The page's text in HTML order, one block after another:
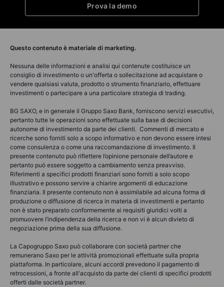
Prova la demo
Questo contenuto è materiale di marketing.
Nessuna delle informazioni e analisi qui contenute costituisce un
consiglio di investimento o un'offerta o sollecitazione ad acquistare o
vendere qualsiasi valuta, prodotto o strumento finanziario, effettuare
investimenti o partecipare a una particolare strategia di trading.
BG SAXO, e in generale il Gruppo Saxo Bank, forniscono servizi esecutivi,
pertanto tutte le operazioni sono effettuate sulla base di decisioni
autonome di investimento da parte dei clienti. Commenti di mercato e
ricerche sono forniti solo a scopo informativo e non devono essere intesi
come consulenza o come una raccomandazione di investimento. Il
presente contenuto può riflettere l’opinione personale dell’autore e
pertanto può essere soggetto a cambiamento senza preavviso.
Riferimenti a specifici prodotti finanziari sono forniti a solo scopo
illustrativo e possono servire a chiarire argomenti di educazione
finanziaria. Il presente contenuto non è assimilabile ad alcuna forma di
produzione o diffusione di ricerca in materia di investimenti e pertanto
non è stato preparato conformemente ai requisiti giuridici volti a
promuovere l’indipendenza della ricerca e non vi è alcun divieto di
negoziazione prima della sua diffusione.
La Capogruppo Saxo può collaborare con società partner che
remunerano Saxo per le attività promozionali effettuate sulla propria
piattaforma. In particolare, alcuni accordi prevedono il pagamento di
retrocessioni, a fronte all'acquisto da parte dei clienti di specifici prodotti
offerti dalle società partner.